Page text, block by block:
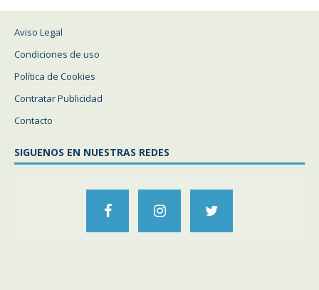
Aviso Legal
Condiciones de uso
Política de Cookies
Contratar Publicidad
Contacto
SIGUENOS EN NUESTRAS REDES